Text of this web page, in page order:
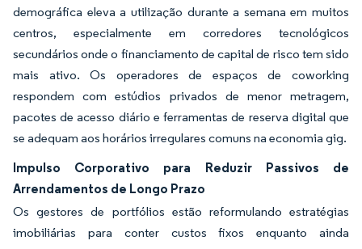
demográfica eleva a utilização durante a semana em muitos
centros, especialmente em corredores tecnológicos
secundários onde o financiamento de capital de risco tem sido
mais ativo. Os operadores de espaços de coworking
respondem com estúdios privados de menor metragem,
pacotes de acesso diário e ferramentas de reserva digital que
se adequam aos horários irregulares comuns na economia gig.
Impulso Corporativo para Reduzir Passivos de
Arrendamentos de Longo Prazo
Os gestores de portfólios estão reformulando estratégias
imobiliárias para conter custos fixos enquanto ainda